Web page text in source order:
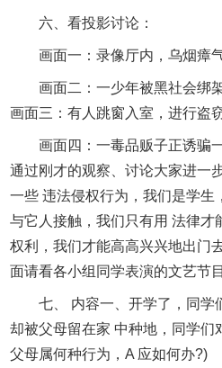
六、看投影讨论：
画面一：录像厅内，乌烟瘴
画面二：一少年被黑社会绑
画面三：有人跳窗入室，进行盗
画面四：一毒品贩子正诱骗
通过刚才的观察、讨论大家进一
一些 违法侵权行为，我们是学生
与它人接触，我们只有用 法律才
权利，我们才能高高兴兴地出门
面请看各小组同学表演的文艺节目
七、 内容一、开学了，同学
却被父母留在家 中种地，同学们
父母属何种行为，A 应如何办?)